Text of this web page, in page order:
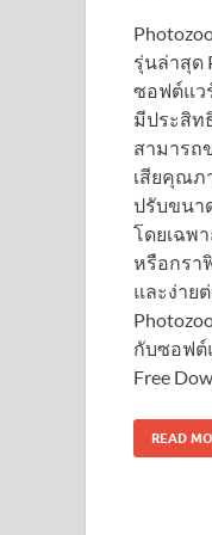
รุ่นล่าสุด
ซอฟต์แว
มีประสิท
สามารถ
เสียคุณภ
ปรับขนา
โดยเฉพ
หรือกรา
และง่าย
กับซอฟต์
Free
READ